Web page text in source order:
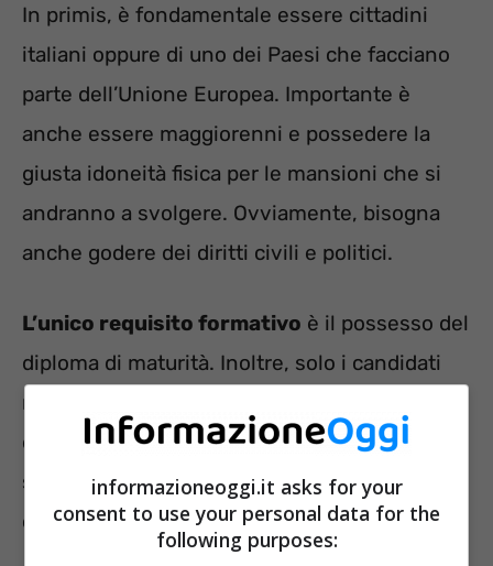
In primis, è fondamentale essere cittadini
italiani oppure di uno dei Paesi che facciano
parte dell’Unione Europea. Importante è
anche essere maggiorenni e possedere la
giusta idoneità fisica per le mansioni che si
andranno a svolgere. Ovviamente, bisogna
anche godere dei diritti civili e politici.
L’unico requisito formativo è il possesso del
diploma di maturità. Inoltre, solo i candidati
maschi nati entro il mese di dicembre
dell’anno 1985, per poter partecipare alla
selezione, devono aver svolto la leva
obbligatoria.
informazioneoggi.it asks for your
consent to use your personal data for the
following purposes: